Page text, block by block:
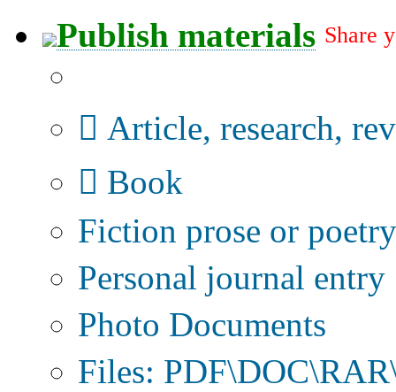
Publish materials Share
Article, research,
Book
Fiction prose or poetry
Personal journal entry
Photo Documents
Files: